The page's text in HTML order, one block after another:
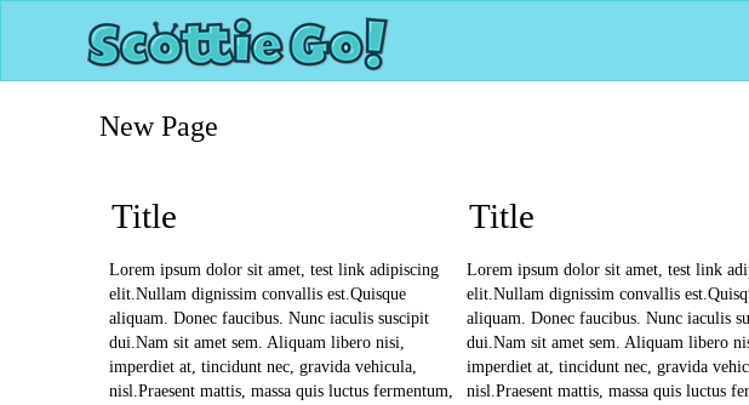
New Page
Title
Lorem ipsum dolor sit amet, test link adipiscing
elit.Nullam dignissim convallis est.Quisque
aliquam. Donec faucibus. Nunc iaculis suscipit
dui.Nam sit amet sem. Aliquam libero nisi,
imperdiet at, tincidunt nec, gravida vehicula,
nisl.Praesent mattis, massa quis luctus fermentum,
Title
Lorem ipsum dolor sit amet, test link
elit.Nullam dignissim convallis
aliquam. Donec faucibus. Nunc iaculis
dui.Nam sit amet sem. Aliquam libero
imperdiet at, tincidunt nec, gravida
nisl.Praesent mattis, massa quis luctus